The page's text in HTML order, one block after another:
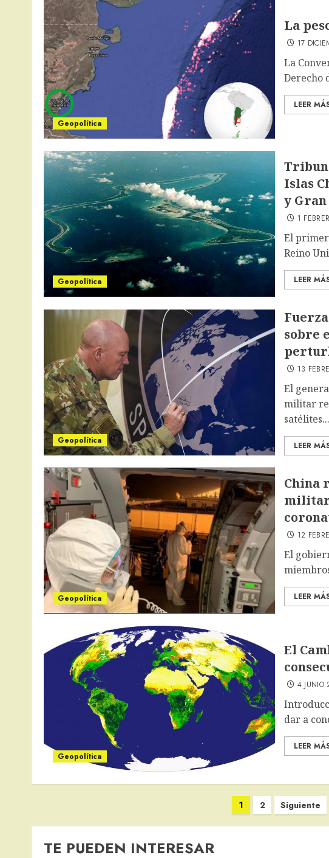
Geopolítica
La
17
La
Derecho
LEER
Geopolítica
Islas
y
1
El
Reino
LEER
Geopolítica
sobre
13
El
militar
satélites...
LEER
Geopolítica
China
12
El
LEER
Geopolítica
El
4 JUNIO
dar a
LEER
de
entradas
1 2 Siguiente
TE PUEDEN INTERESAR